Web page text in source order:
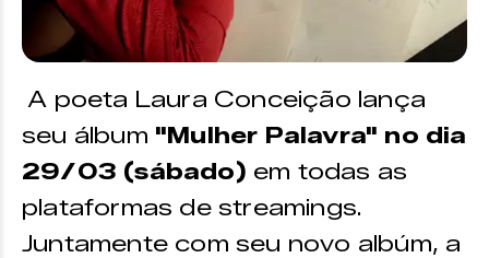
A poeta Laura Conceição lança
seu álbum "Mulher Palavra" no dia
29/03 (sábado) em todas as
plataformas de streamings.
Juntamente com seu novo albúm, a